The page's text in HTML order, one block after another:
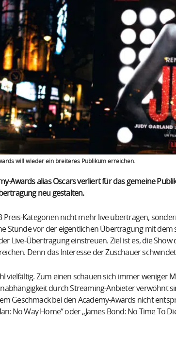
will wieder ein breiteres Publikum erreichen.
Awards alias Oscars verliert für das gemeine
neu gestalten.
Preis-Kategorien nicht mehr live übertragen,
Stunde vor der eigentlichen Übertragung mit dem
Live-Übertragung einstreuen. Ziel ist es, die
Denn das Interesse der Zuschauer schwindet
vielfältig. Zum einen schauen sich immer weniger
durch Streaming-Anbieter verwöhnt
Geschmack bei den Academy-Awards nicht
No Way Home“ oder „James Bond: No Time To